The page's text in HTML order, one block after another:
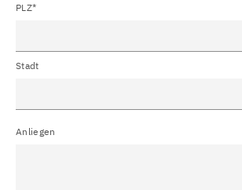
PLZ*
Stadt
Anliegen